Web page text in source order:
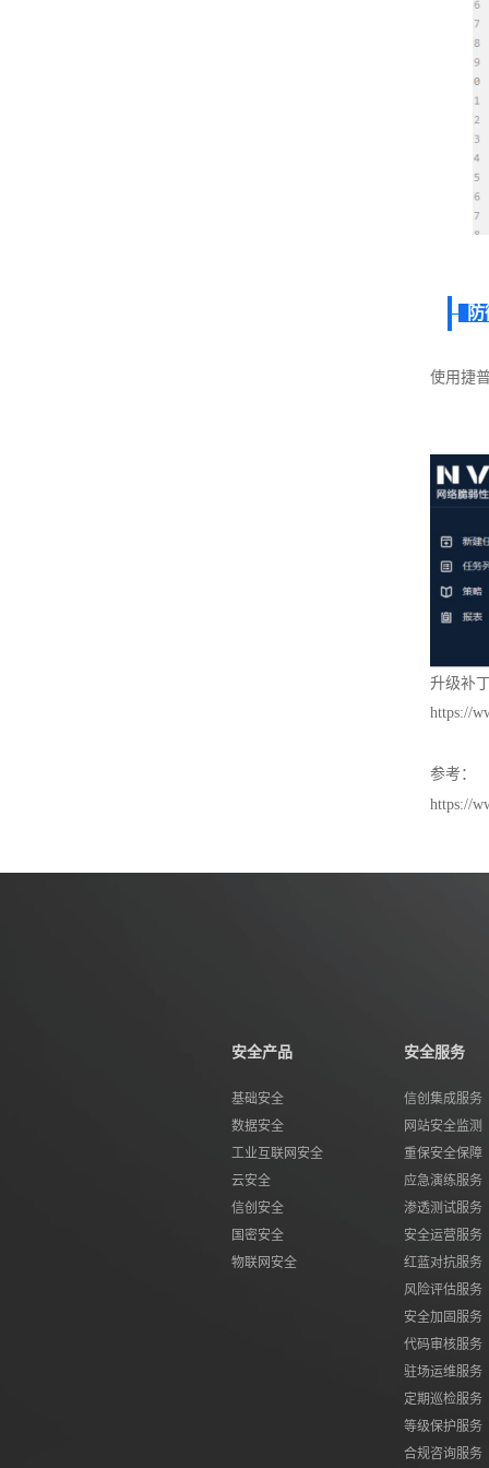
使用捷
升级补
https://
参考：
https://
安全产品
基础安全
数据安全
工业互联网安全
云安全
信创安全
国密安全
物联网安全
安全服务
信创集成服务
网站安全监测
重保安全保障
应急演练服务
渗透测试服务
安全运营服务
红蓝对抗服务
风险评估服务
安全加固服务
代码审核服务
驻场运维服务
定期巡检服务
等级保护服务
合规咨询服务